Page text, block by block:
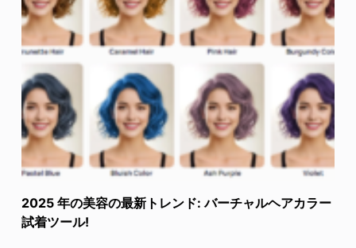
2025 年の美容の最新トレンド: バーチャルヘアカラー
試着ツール!